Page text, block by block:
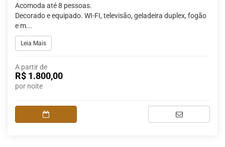
Acomoda até 8 pessoas.
Decorado e equipado. WI-FI, televisão, geladeira duplex, fogão
e m...
Leia Mais
A partir de
R$ 1.800,00
por noite